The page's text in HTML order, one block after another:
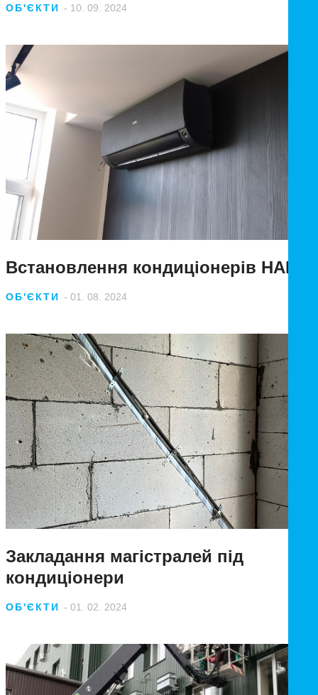
ОБ'ЄКТИ - 10. 09. 2024
Встановлення кондиціонерів HAIER
ОБ'ЄКТИ - 01. 08. 2024
Закладання магістралей під
кондиціонери
ОБ'ЄКТИ - 01. 02. 2024